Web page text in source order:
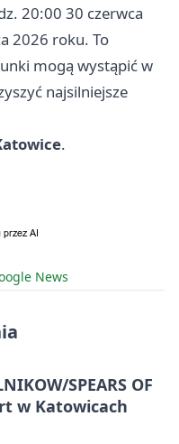
20:00 30 czerwca
2026 roku. To
mogą wystąpić w
najsilniejsze
.
News
SPEARS OF
w Katowicach